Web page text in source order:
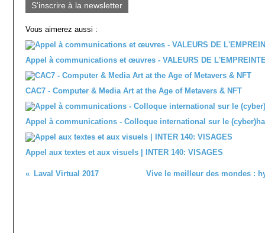
S'inscrire à la newsletter
Vous aimerez aussi :
Appel à communications et œuvres - VALEURS DE
CAC7 - Computer & Media Art at the Age of Metavers & NFT
Appel à communications - Colloque international sur le
Appel aux textes et aux visuels | INTER 140: VISAGES
Laval Virtual 2017 Vive le meilleur des mondes :